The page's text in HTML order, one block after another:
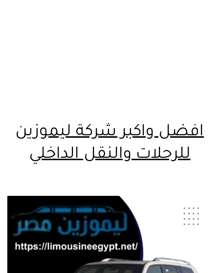
افضل واكبر شركة ليموزين
للرحلات والنقل الداخلي